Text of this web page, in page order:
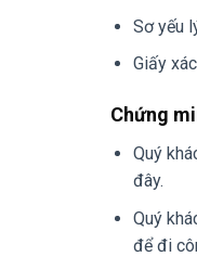
Sơ yếu
Giấy
Chứng
Quý
đây.
Quý
để đi